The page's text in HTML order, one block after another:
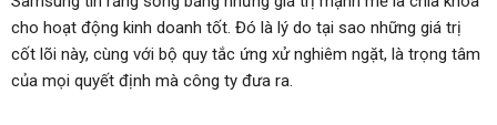
cho hoạt động kinh doanh tốt. Đó là lý do tại sao những giá trị
cốt lõi này, cùng với bộ quy tắc ứng xử nghiêm ngặt, là trọng tâm
của mọi quyết định mà công ty đưa ra.